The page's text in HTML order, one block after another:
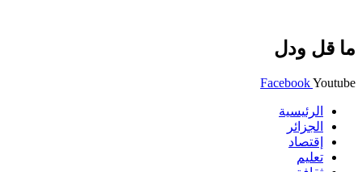
ما قل ودل
FacebookYoutube
الرئيسية
الجزائر
إقتصاد
تعليم